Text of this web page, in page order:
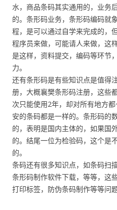
水，商品条码其实通用的，业务
的。条形码业务，条形码编码就
程，是可以通过自学来完成的，
程序员来做，可能请人来做，这
是这样，资料提交，编码等环节
力。
还有条形码是有些知识点是值得
册，大概襄樊条形码注册，这些
次只能使用2年，却对所有地方
安的条码都是一样的。条形码的
的，表明是国内主体的，如果国
的。结尾一位为检验码，这个是
的。
条码还有很多知识点，如条码扫
条形码制作软件下载，等等，这
打印标签，防伪条码制作等等问